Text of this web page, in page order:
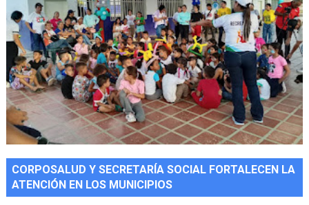
CORPOSALUD Y SECRETARÍA SOCIAL FORTALECEN LA
ATENCIÓN EN LOS MUNICIPIOS